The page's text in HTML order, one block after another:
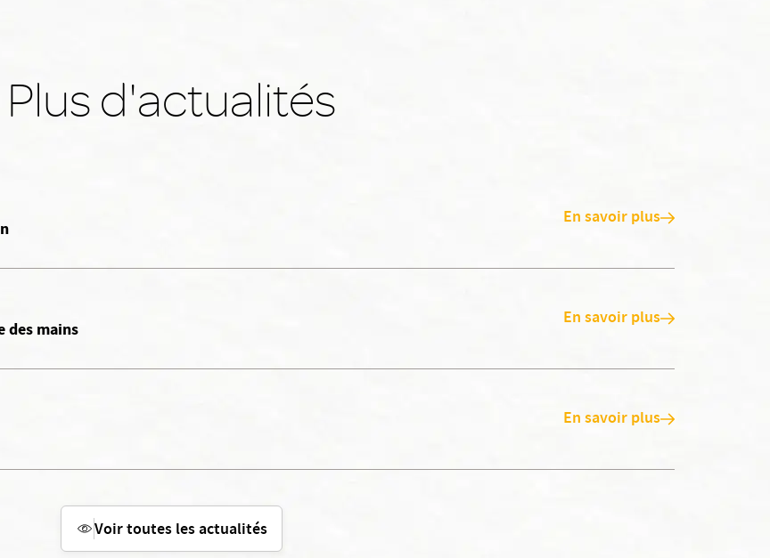
Plus d'actualités
En savoir plus
des mains En savoir plus
En savoir plus
Voir toutes les actualités